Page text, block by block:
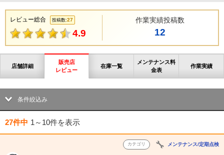
レビュー総合 投稿数:27
4.9
作業実績投稿数
12
店舗詳細
販売店
レビュー
在庫一覧
メンテナンス料
金表
作業実績
条件絞込み
27件中 1～10件を表示
カテゴリ メンテナンス/定期点検